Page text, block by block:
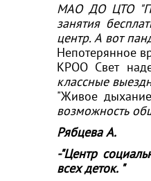
МАО ДО ЦТО
занятия
центр. А вот
Непотерянное
КРОО Свет
классные
"Живое
возможность
Рябцева А.
-"Центр
всех деток. "